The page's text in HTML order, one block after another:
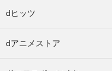
dヒッツ
dアニメストア